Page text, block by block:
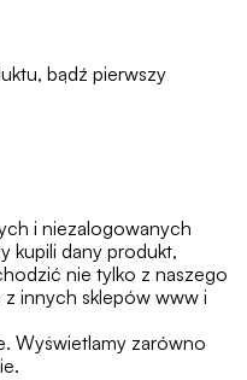
bądź pierwszy
i niezalogowanych
kupili dany produkt,
nie tylko z naszego
innych sklepów www i
Wyświetlamy zarówno